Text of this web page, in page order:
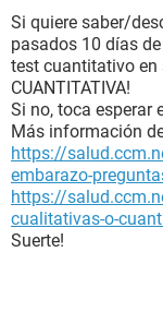
Si quiere saber/
pasados 10 días
test cuantitativo en
CUANTITATIVA!
Si no, toca esperar
Más información
https://
embarazo-
https://
cualitativas-o-
Suerte!